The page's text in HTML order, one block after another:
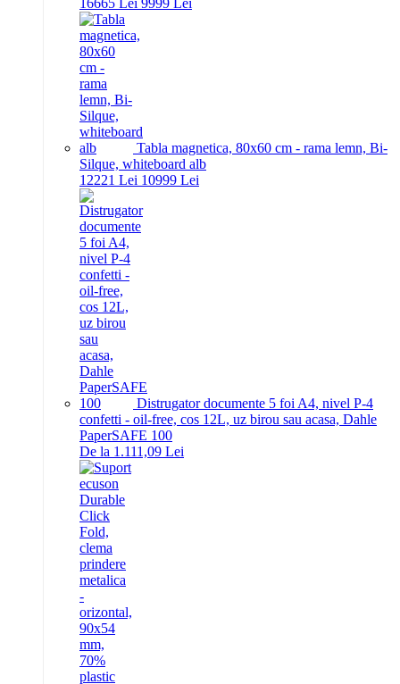
16665 Lei 9999 Lei
Tabla magnetica, 80x60 cm - rama lemn, Bi-
Silque, whiteboard alb
12221 Lei 10999 Lei
Distrugator documente 5 foi A4, nivel P-4
confetti - oil-free, cos 12L, uz birou sau acasa, Dahle
PaperSAFE 100
De la 1.111,09 Lei